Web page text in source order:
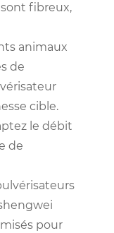
fibreux,
animaux
de
cible.
le débit
de
pour